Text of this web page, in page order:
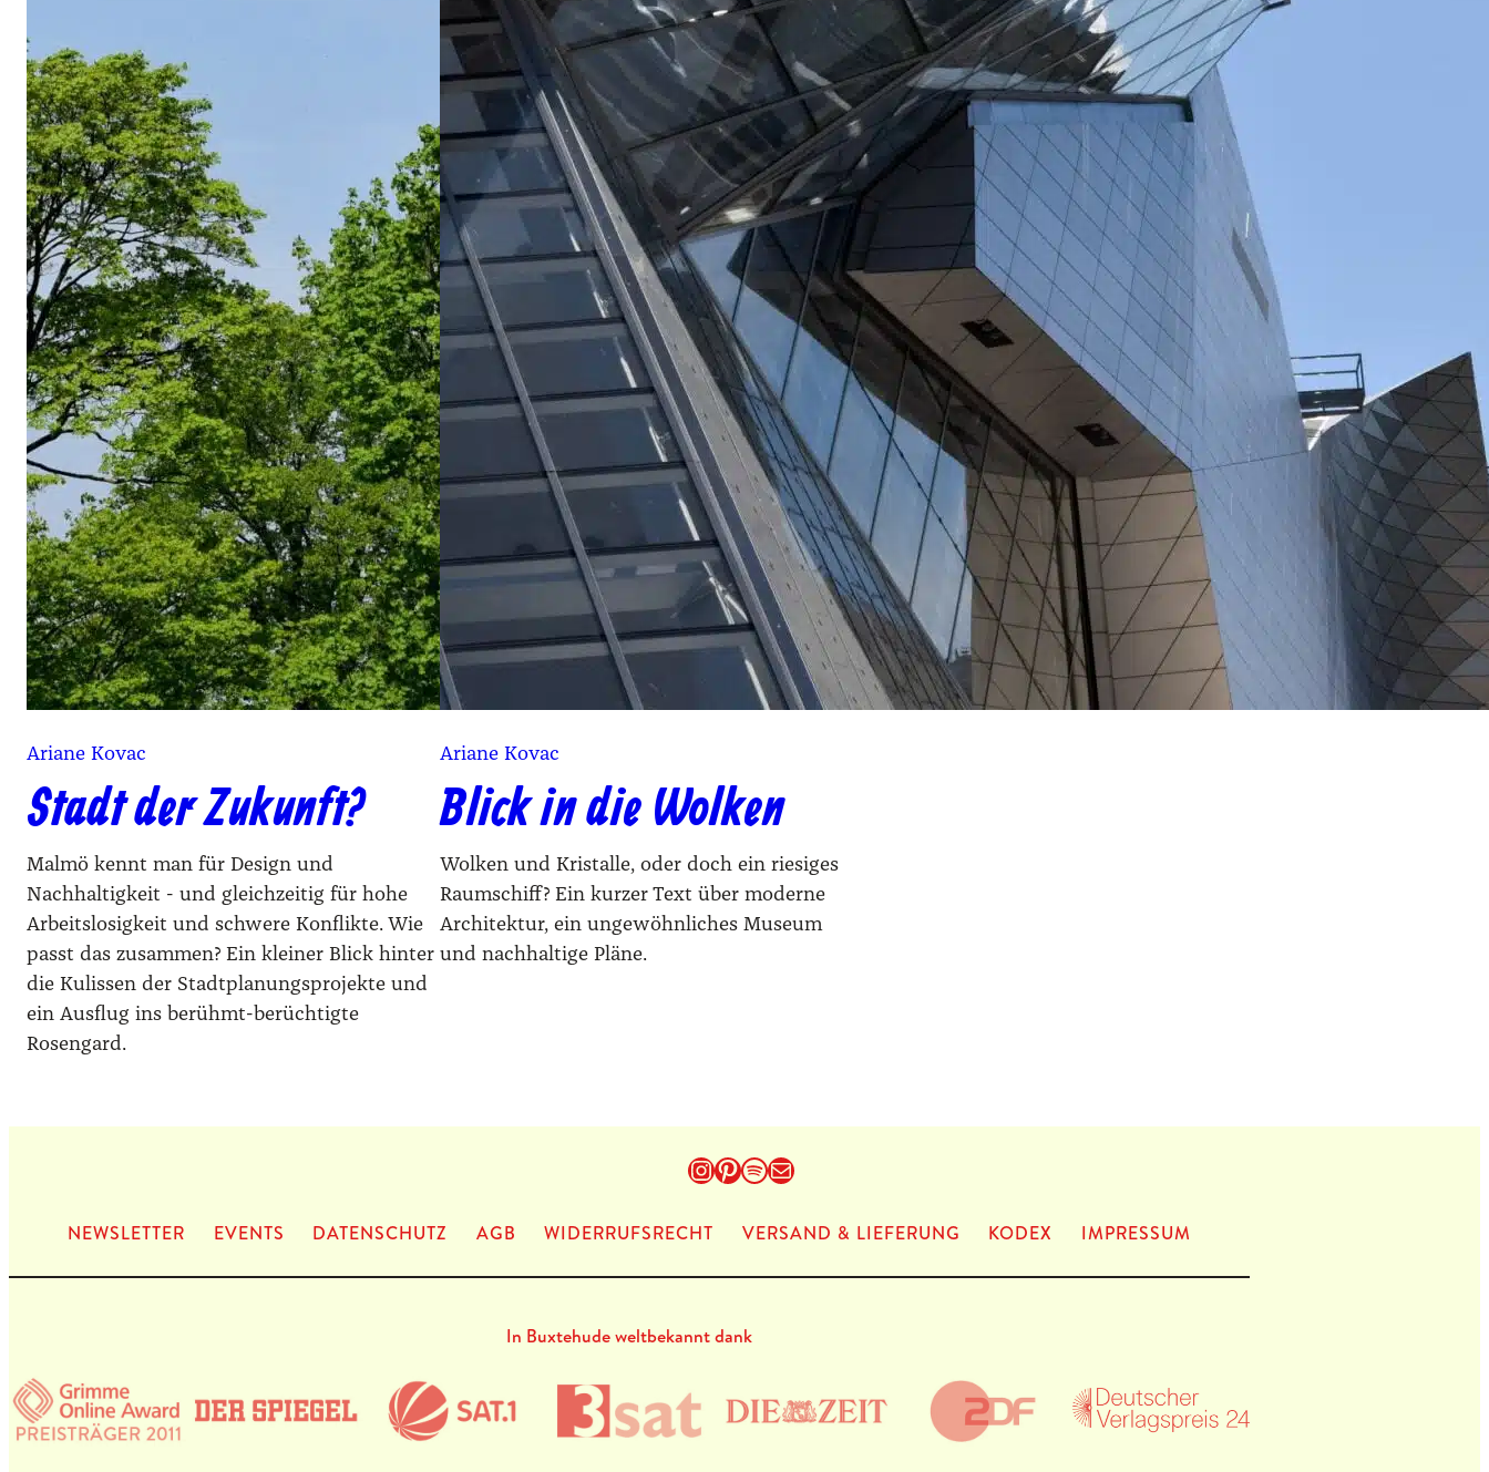
Ariane Kovac
Stadt der Zukunft?
Malmö kennt man für Design und
Nachhaltigkeit - und gleichzeitig für hohe
Arbeitslosigkeit und schwere Konflikte. Wie
passt das zusammen? Ein kleiner Blick hinter
die Kulissen der Stadtplanungsprojekte und
ein Ausflug ins berühmt-berüchtigte
Rosengard.
Ariane Kovac
Blick in die Wolken
Wolken und Kristalle, oder doch ein riesiges
Raumschiff? Ein kurzer Text über moderne
Architektur, ein ungewöhnliches Museum
und nachhaltige Pläne.
Instagram
Pinterest
Spotify
E-Mail
NEWS­LET­TER EVENTS DATEN­SCHUTZ AGB WIDERRUFSRECHT VERSAND & LIEFERUNG KODEX IMPRES­SUM
In Buxtehude weltbekannt dank